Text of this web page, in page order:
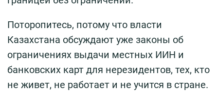
Поторопитесь, потому что власти
Казахстана обсуждают уже законы об
ограничениях выдачи местных ИИН и
банковских карт для нерезидентов, тех, кто
не живет, не работает и не учится в стране.